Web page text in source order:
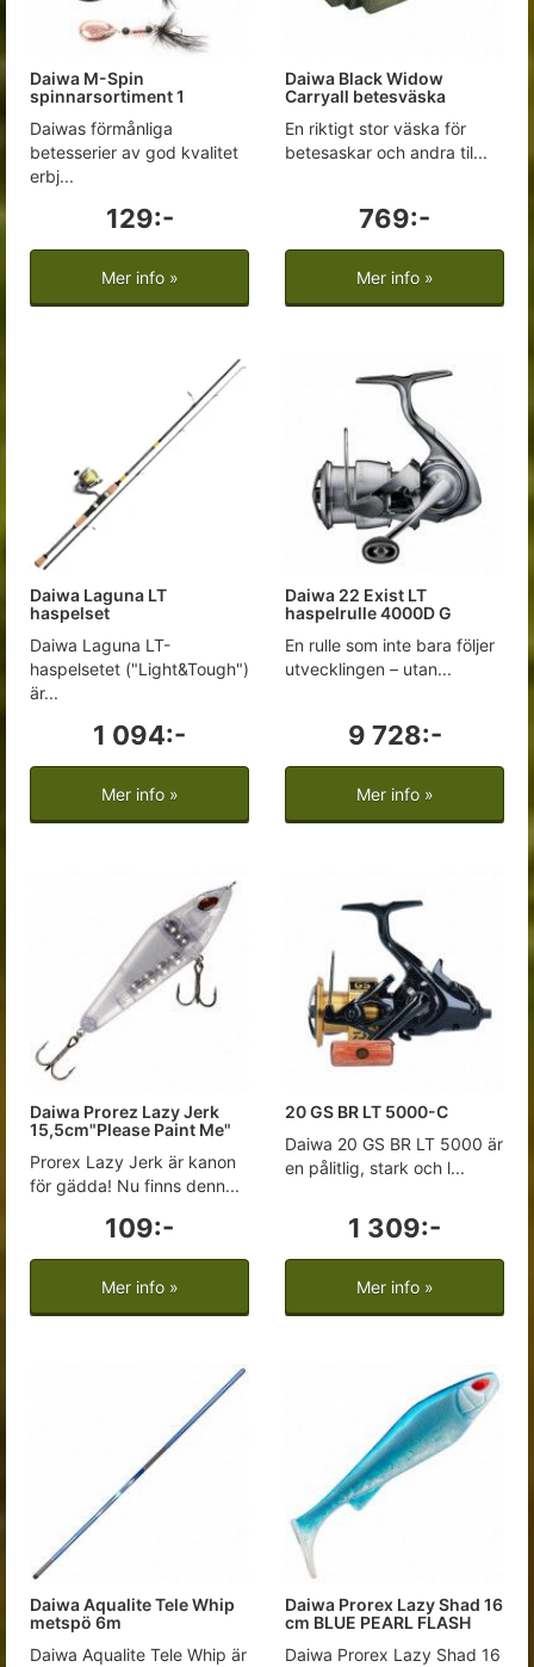
Daiwa M-Spin
spinnarsortiment 1
Daiwas förmånliga
betesserier av god kvalitet
erbj...
129:-
Mer info »
Daiwa Black Widow
Carryall betesväska
En riktigt stor väska för
betesaskar och andra til...
769:-
Mer info »
Daiwa Laguna LT
haspelset
Daiwa Laguna LT-
haspelsetet ("Light&Tough")
är...
1 094:-
Mer info »
Daiwa 22 Exist LT
haspelrulle 4000D G
En rulle som inte bara följer
utvecklingen – utan...
9 728:-
Mer info »
Daiwa Prorez Lazy Jerk
15,5cm"Please Paint Me"
Prorex Lazy Jerk är kanon
för gädda! Nu finns denn...
109:-
Mer info »
20 GS BR LT 5000-C
Daiwa 20 GS BR LT 5000 är
en pålitlig, stark och l...
1 309:-
Mer info »
Daiwa Aqualite Tele Whip
metspö 6m
Daiwa Aqualite Tele Whip är
Daiwa Prorex Lazy Shad 16
cm BLUE PEARL FLASH
Daiwa Prorex Lazy Shad 16